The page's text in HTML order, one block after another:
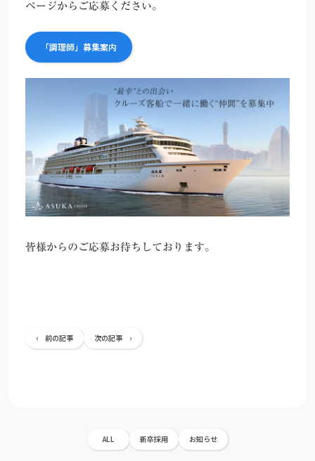
ページからご応募ください。
「調理師」募集案内
皆様からのご応募お待ちしております。
‹ 前の記事 次の記事 ›
ALL 新卒採用 お知らせ